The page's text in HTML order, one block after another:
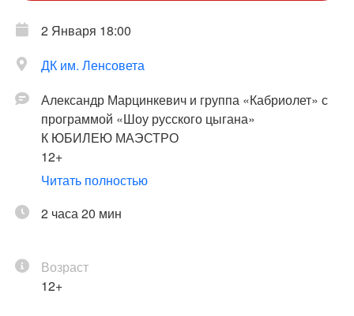
2 Января 18:00
ДК им. Ленсовета
Александр Марцинкевич и группа «Кабриолет» с
программой «Шоу русского цыгана»
К ЮБИЛЕЮ МАЭСТРО
12+
покоривший слушателей своей искренней и
Те люди, в чьих жилах есть хоть чуть-чуть
Читать полностью
2 часа 20 мин
Возраст
12+